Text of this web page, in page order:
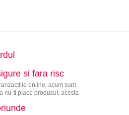
si fara risc
online, acum sunt
nu-ti place produsul, acesta